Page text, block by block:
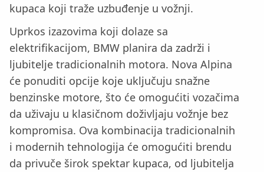
kupaca koji traže uzbuđenje u vožnji.
Uprkos izazovima koji dolaze sa
elektrifikacijom, BMW planira da zadrži i
ljubitelje tradicionalnih motora. Nova Alpina
će ponuditi opcije koje uključuju snažne
benzinske motore, što će omogućiti vozačima
da uživaju u klasičnom doživljaju vožnje bez
kompromisa. Ova kombinacija tradicionalnih
i modernih tehnologija će omogućiti brendu
da privuče širok spektar kupaca, od ljubitelja